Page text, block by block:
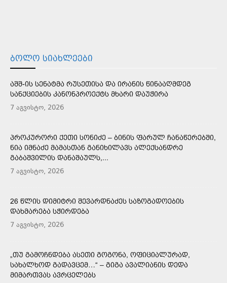
ᲑᲝᲚᲝ ᲡᲘᲐᲮᲚᲔᲔᲑᲘ
ᲐᲨᲨ-ᲘᲡ ᲡᲔᲜᲐᲢᲛᲐ ᲠᲣᲡᲔᲗᲘᲡᲐ ᲓᲐ ᲘᲠᲐᲜᲘᲡ ᲬᲘᲜᲐᲐᲦᲛᲓᲔᲒ
ᲡᲐᲜᲥᲪᲘᲔᲑᲘᲡ ᲙᲐᲜᲝᲜᲞᲠᲝᲔᲥᲢᲡ ᲛᲮᲐᲠᲘ ᲓᲐᲣᲭᲘᲠᲐ
7 აგვისტო, 2026
ᲞᲠᲝᲙᲣᲠᲝᲠᲘ ᲥᲔᲗᲘ ᲡᲝᲜᲘᲫᲔ – ᲑᲘᲜᲘᲡ ᲤᲐᲠᲣᲚ ᲩᲐᲜᲐᲬᲔᲠᲔᲑᲨᲘ,
ᲜᲘᲐ ᲘᲛᲜᲐᲫᲔ ᲛᲐᲛᲐᲡᲗᲐᲜ ᲒᲐᲜᲘᲮᲘᲚᲐᲕᲡ ᲐᲚᲔᲥᲡᲐᲜᲓᲠᲔ
ᲒᲐᲑᲐᲨᲕᲘᲚᲘᲡ ᲓᲐᲜᲐᲨᲐᲣᲚᲡ,...
7 აგვისტო, 2026
26 ᲬᲚᲘᲡ ᲓᲘᲛᲘᲢᲠᲘ ᲨᲔᲕᲐᲠᲓᲜᲐᲫᲔᲡ ᲡᲐᲖᲝᲒᲐᲓᲝᲔᲑᲘᲡ
ᲓᲐᲮᲛᲐᲠᲔᲑᲐ ᲡᲭᲘᲠᲓᲔᲑᲐ
7 აგვისტო, 2026
„ᲗᲣ ᲒᲐᲛᲝᲩᲜᲓᲔᲑᲐ ᲐᲡᲔᲗᲘ ᲒᲝᲒᲝᲜᲐ, ᲝᲤᲘᲪᲘᲐᲚᲣᲠᲐᲓ,
ᲡᲐᲮᲐᲚᲮᲝᲓ ᲒᲐᲓᲐᲕᲪᲔᲛ…“ – ᲒᲘᲒᲐ ᲐᲕᲐᲚᲘᲐᲜᲘᲡ ᲓᲔᲓᲐ
ᲛᲘᲛᲐᲠᲗᲕᲐᲡ ᲐᲕᲠᲪᲔᲚᲔᲑᲡ